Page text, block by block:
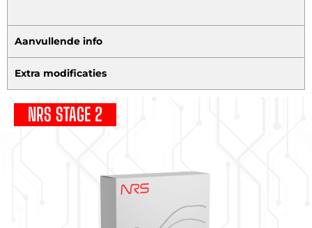
Aanvullende info
Extra modificaties
NRS STAGE 2